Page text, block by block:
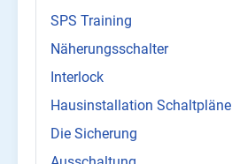
SPS Training
Näherungsschalter
Interlock
Hausinstallation Schaltpläne
Die Sicherung